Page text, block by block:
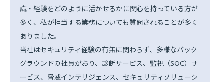
識・経験をどのように活かせるかに関心を持っている方が
多く、私が担当する業務についても質問されることが多く
ありました。
当社はセキュリティ経験の有無に関わらず、多様なバック
グラウンドの社員がおり、診断サービス、監視（SOC）サ
ービス、脅威インテリジェンス、セキュリティソリューシ